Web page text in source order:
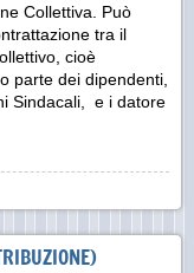
Collettiva. Può
tra il
cioè
parte dei dipendenti,
Sindacali, e i datore